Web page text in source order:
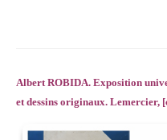
Albert ROBIDA. Exposition
et dessins originaux. Lemercier,